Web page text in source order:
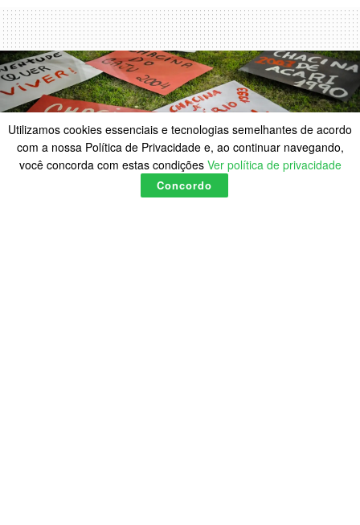
Utilizamos cookies essenciais e tecnologias semelhantes de acordo
com a nossa Política de Privacidade e, ao continuar navegando,
você concorda com estas condições Ver política de privacidade
Concordo